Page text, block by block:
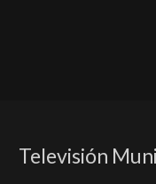
Televisión